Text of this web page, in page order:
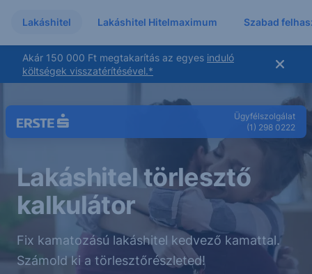
Lakáshitel Lakáshitel Hitelmaximum Szabad
Akár 150 000 Ft megtakarítás az egyes induló
költségek visszatérítésével.*
Ügyfélszolgálat
(1) 298 0222
Lakáshitel törlesztő
kalkulátor
Fix kamatozású lakáshitel kedvező kamattal.
Számold ki a törlesztőrészleted!